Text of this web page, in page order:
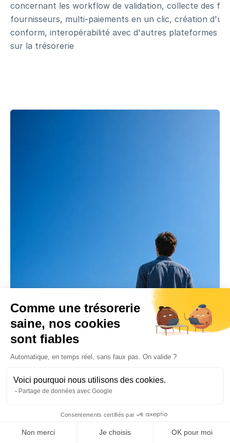
Comme une trésorerie
saine, nos cookies
sont fiables
Automatique, en temps réel, sans faux pas. On valide ?
Voici pourquoi nous utilisons des cookies.
Partage de données avec Google
Consentements certifiés par
Non merci Je choisis OK pour moi
concernant les workflow de validation, collecte des
fournisseurs, multi-paiements en un clic, création
conform, interopérabilité avec d'autres plateformes
sur la trésorerie
Guide pratique de la facturation
électronique pour les PME et
groupes multi-sociétés
Découvrez comment la Plateforme Agréée Qotid
by Septeo permet de centraliser vos flux et garantir